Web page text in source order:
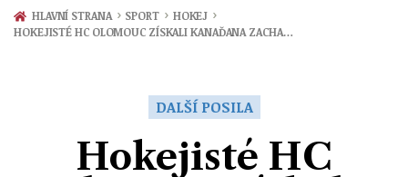
Zprávy
Ekonomika
HLAVNÍ STRANA › SPORT › HOKEJ ›
HOKEJISTÉ HC OLOMOUC ZÍSKALI KANAĎANA ZACHA…
DALŠÍ POSILA
Hokejisté HC